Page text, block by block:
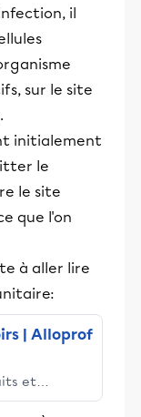
il
sur le site
initialement
le
le site
que l'on
à aller lire
| Alloprof
et
les élèves